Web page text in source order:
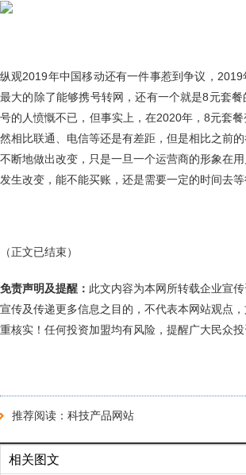
纵观2019年中国移动还有一件事惹到争议，
最大的除了能够携号转网，还有一个就是8元套
号的人愤慨不已，但事实上，在2020年，8元套
然相比联通、电信等还是有差距，但是相比之前
不断地做出改变，只是一旦一个运营商的形象在
发生改变，能不能买账，还是需要一定的时间去等
（正文已结束）
免责声明及提醒： 此文内容为本网所转载企业宣
宣传及传递更多信息之目的，不代表本网站观点
重核实！任何投资加盟均有风险，提醒广大民众投
推荐阅读： 科技产品网站
相关图文